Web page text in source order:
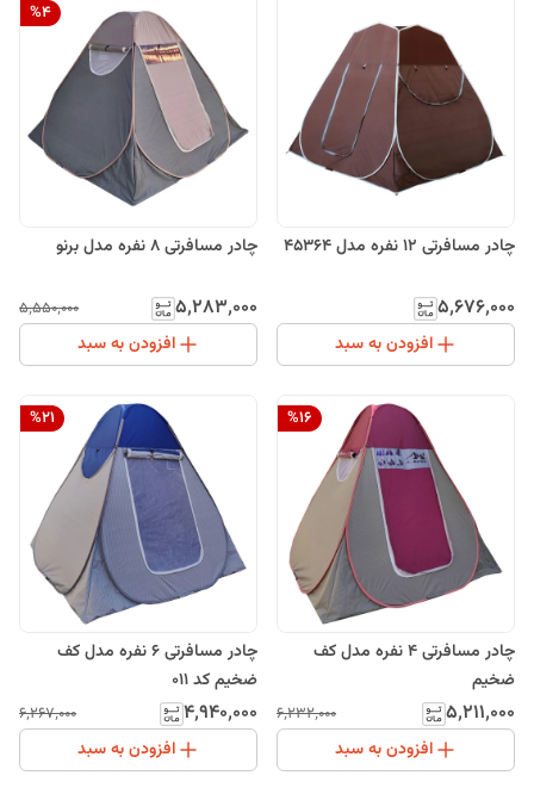
چادر مسافرتی 12 نفره مدل 45364
۵٬۶۷۶٬۰۰۰
افزودن به سبد
%4
چادر مسافرتی 8 نفره مدل برنو
۵٬۲۸۳٬۰۰۰ ۵٬۵۵۰٬۰۰۰
افزودن به سبد
%16
چادر مسافرتی 4 نفره مدل کف
ضخیم
۵٬۲۱۱٬۰۰۰ ۶٬۲۳۲٬۰۰۰
افزودن به سبد
%21
چادر مسافرتی 6 نفره مدل کف
ضخیم کد 011
۴٬۹۴۰٬۰۰۰ ۶٬۲۶۷٬۰۰۰
افزودن به سبد